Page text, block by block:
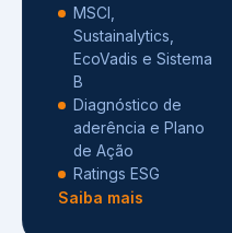
MSCI,
Sustainalytics,
EcoVadis e Sistema
B
Diagnóstico de
aderência e Plano
de Ação
Ratings ESG
Saiba mais